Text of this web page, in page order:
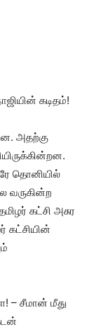
கடிதம்!
அதற்கு
தொனியில்
வருகின்ற
கட்சி அசுர
கட்சியின்
– சீமான் மீது